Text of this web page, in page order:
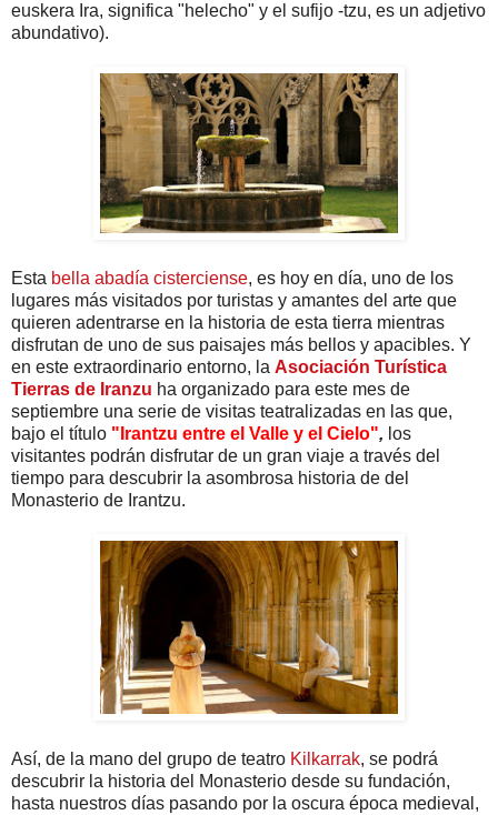
euskera Ira, significa "helecho" y el sufijo -tzu, es un adjetivo
abundativo).
Esta bella abadía cisterciense, es hoy en día, uno de los
lugares más visitados por turistas y amantes del arte que
quieren adentrarse en la historia de esta tierra mientras
disfrutan de uno de sus paisajes más bellos y apacibles. Y
en este extraordinario entorno, la Asociación Turística
Tierras de Iranzu ha organizado para este mes de
septiembre una serie de visitas teatralizadas en las que,
bajo el título "Irantzu entre el Valle y el Cielo", los
visitantes podrán disfrutar de un gran viaje a través del
tiempo para descubrir la asombrosa historia de del
Monasterio de Irantzu.
Así, de la mano del grupo de teatro Kilkarrak, se podrá
descubrir la historia del Monasterio desde su fundación,
hasta nuestros días pasando por la oscura época medieval,